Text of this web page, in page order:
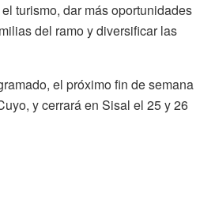
turismo, dar más oportunidades
del ramo y diversificar las
el próximo fin de semana
y cerrará en Sisal el 25 y 26